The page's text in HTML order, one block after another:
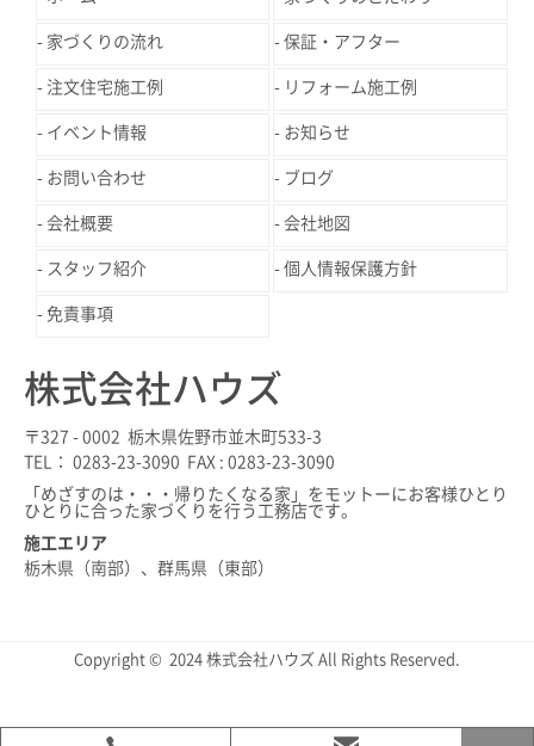
家づくりの流れ 保証・アフター
注文住宅施工例 リフォーム施工例
イベント情報 お知らせ
お問い合わせ ブログ
会社概要 会社地図
スタッフ紹介 個人情報保護方針
免責事項
株式会社ハウズ
〒327 - 0002 栃木県佐野市並木町533-3
TEL： 0283-23-3090 FAX : 0283-23-3090
「めざすのは・・・帰りたくなる家」をモットーにお客様ひとり
ひとりに合った家づくりを行う工務店です。
施工エリア
栃木県（南部）、群馬県（東部）
Copyright © 2024 株式会社ハウズ All Rights Reserved.